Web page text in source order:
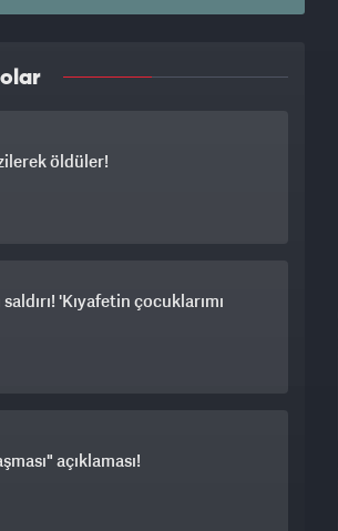
öldüler!
'Kıyafetin çocuklarımı
açıklaması!